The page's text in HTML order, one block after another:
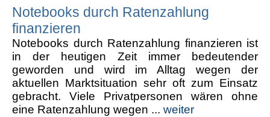
Notebooks durch Ratenzahlung
finanzieren
Notebooks durch Ratenzahlung finanzieren ist
in der heutigen Zeit immer bedeutender
geworden und wird im Alltag wegen der
aktuellen Marktsituation sehr oft zum Einsatz
gebracht. Viele Privatpersonen wären ohne
eine Ratenzahlung wegen ... weiter